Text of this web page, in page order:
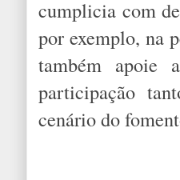
cumplicia com
por exemplo, na
também apoie
participação
cenário do